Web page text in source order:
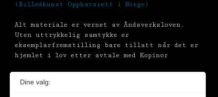
(Billedkunst Opphavsrett i Norge)
Alt materiale er vernet av Åndsverksloven.
Uten uttrykkelig samtykke er
eksemplarfremstilling bare tillatt når det er
hjemlet i lov etter avtale med Kopinor
Dine valg: